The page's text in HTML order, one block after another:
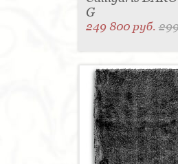
G
249 800 руб.